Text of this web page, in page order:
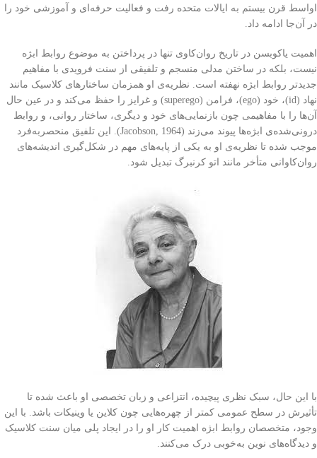
اواسط قرن بیستم به ایالات متحده رفت و فعالیت حرفه‌ای و آموزشی خود را
در آن‌جا ادامه داد.
اهمیت یاکوبسن در تاریخ روان‌کاوی تنها در پرداختن به موضوع روابط ابژه
نیست، بلکه در ساختن مدلی منسجم و تلفیقی از سنت فرویدی با مفاهیم
جدیدتر روابط ابژه نهفته است. نظریه‌ی او همزمان ساختارهای کلاسیک مانند
نهاد (id)، خود (ego)، فرامن (superego) و غرایز را حفظ می‌کند و در عین حال
آن‌ها را با مفاهیمی چون بازنمایی‌های خود و دیگری، ساختار روانی، و روابط
درونی‌شده‌ی ابژه‌ها پیوند می‌زند (Jacobson, 1964). این تلفیق منحصر‌به‌فرد
موجب شده تا نظریه‌ی او به یکی از پایه‌های مهم در شکل‌گیری اندیشه‌های
روان‌کاوانی متأخر مانند اتو کرنبرگ تبدیل شود.
با این حال، سبک نظری پیچیده، انتزاعی و زبان تخصصی او باعث شده تا
تأثیرش در سطح عمومی کمتر از چهره‌هایی چون کلاین یا وینیکات باشد. با این
وجود، متخصصان روابط ابژه اهمیت کار او را در ایجاد پلی میان سنت کلاسیک
و دیدگاه‌های نوین به‌خوبی درک می‌کنند.